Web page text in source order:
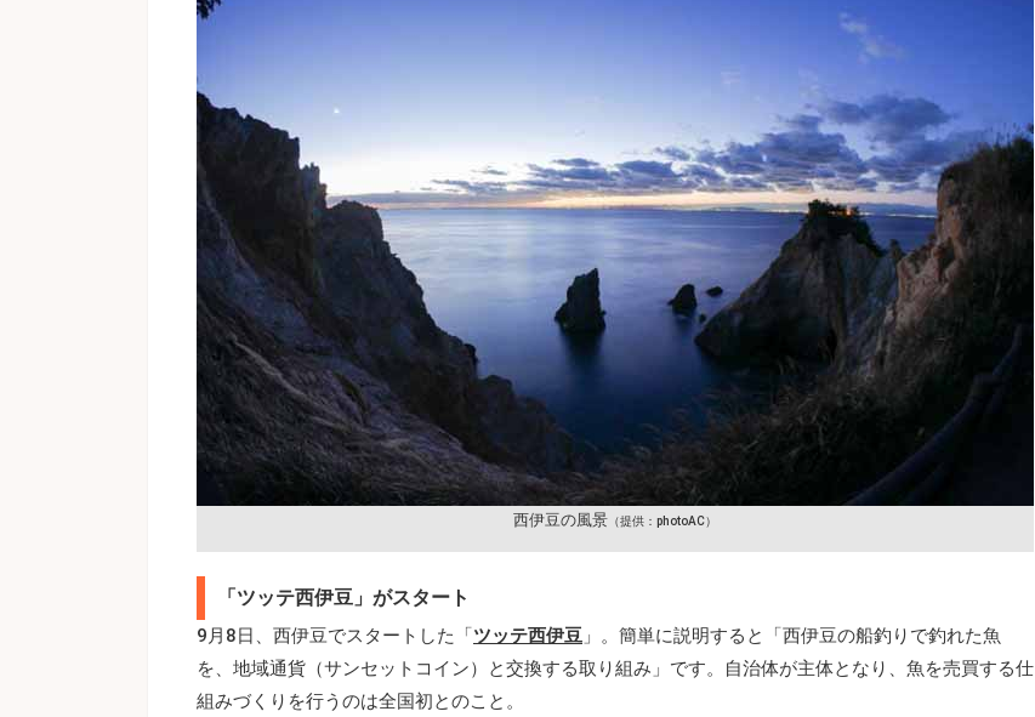
西伊豆の風景 （提供：photoAC）
「ツッテ西伊豆」がスタート
9月8日、西伊豆でスタートした「ツッテ西伊豆 」。簡単に説明すると「西伊豆の船釣りで釣れた魚
を、地域通貨（サンセットコイン）と交換する取り組み」です。自治体が主体となり、魚を売買する仕
組みづくりを行うのは全国初とのこと。